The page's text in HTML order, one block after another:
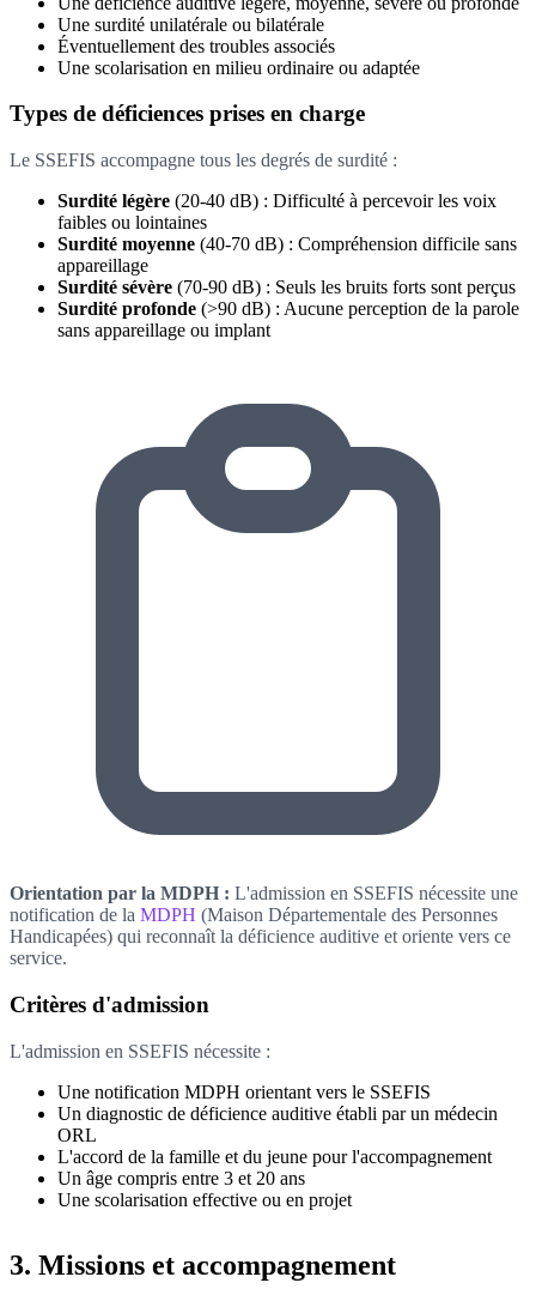
Une surdité unilatérale ou bilatérale
Éventuellement des troubles associés
Une scolarisation en milieu ordinaire ou adaptée
Types de déficiences prises en charge
Le SSEFIS accompagne tous les degrés de surdité :
Surdité légère (20-40 dB) : Difficulté à percevoir les voix
faibles ou lointaines
Surdité moyenne (40-70 dB) : Compréhension difficile sans
appareillage
Surdité sévère (70-90 dB) : Seuls les bruits forts sont perçus
Surdité profonde (>90 dB) : Aucune perception de la parole
sans appareillage ou implant
Orientation par la MDPH : L'admission en SSEFIS nécessite une
notification de la MDPH (Maison Départementale des Personnes
Handicapées) qui reconnaît la déficience auditive et oriente vers ce
service.
Critères d'admission
L'admission en SSEFIS nécessite :
Une notification MDPH orientant vers le SSEFIS
Un diagnostic de déficience auditive établi par un médecin
ORL
L'accord de la famille et du jeune pour l'accompagnement
Un âge compris entre 3 et 20 ans
Une scolarisation effective ou en projet
3. Missions et accompagnement